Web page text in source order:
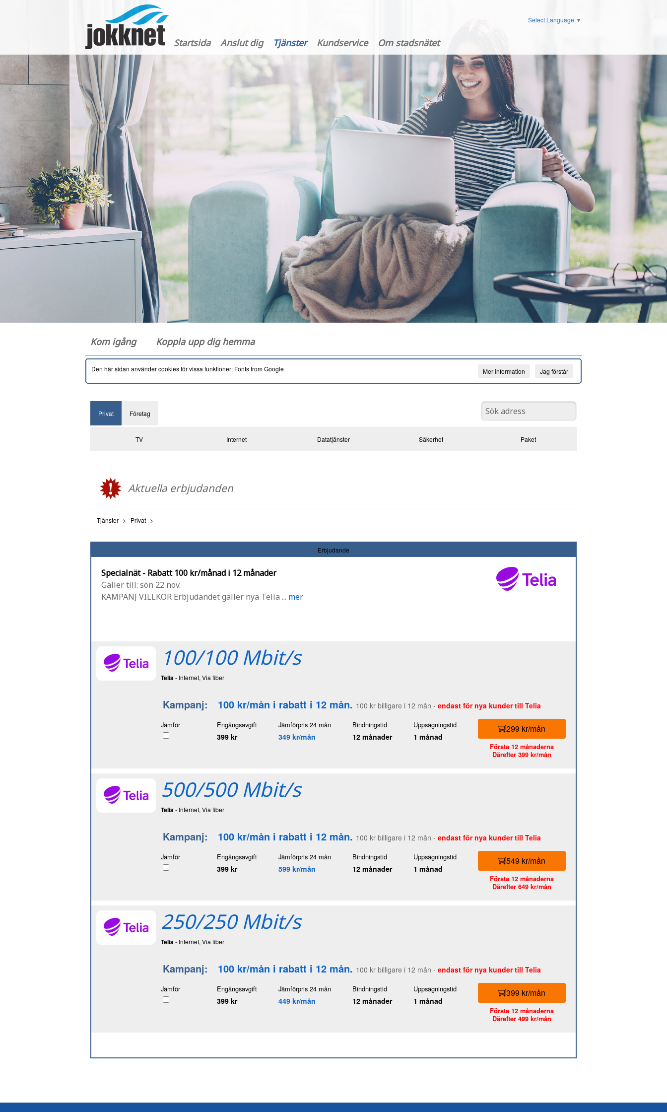
Startsida Anslut dig Tjänster Kundservice Om stadsnätet
Select Language ▼
Kom igång Koppla upp dig hemma
Den här sidan använder cookies för vissa funktioner: Fonts from Google Jag förstår
Mer information
Privat Företag
TV Internet Datatjänster Säkerhet Paket
Aktuella erbjudanden
Tjänster Privat
Erbjudande
Specialnät - Rabatt 100 kr/månad i 12 månader
Gäller till: sön 22 nov.
KAMPANJ VILLKOR Erbjudandet gäller nya Telia ... mer
100/100 Mbit/s
Telia- Internet, Via fiber
Kampanj: 100 kr/mån i rabatt i 12 mån. 100 kr billigare i 12 mån - endast för nya kunder till Telia
Jämför Engångsavgift
399 kr
Jämförpris 24 mån
349 kr/mån
Bindningstid
12 månader
Uppsägningstid
1 månad
299 kr/mån
Första 12 månaderna
Därefter 399 kr/mån
500/500 Mbit/s
Telia- Internet, Via fiber
Kampanj: 100 kr/mån i rabatt i 12 mån. 100 kr billigare i 12 mån - endast för nya kunder till Telia
Jämför Engångsavgift
399 kr
Jämförpris 24 mån
599 kr/mån
Bindningstid
12 månader
Uppsägningstid
1 månad
549 kr/mån
Första 12 månaderna
Därefter 649 kr/mån
250/250 Mbit/s
Telia- Internet, Via fiber
Kampanj: 100 kr/mån i rabatt i 12 mån. 100 kr billigare i 12 mån - endast för nya kunder till Telia
Jämför Engångsavgift
399 kr
Jämförpris 24 mån
449 kr/mån
Bindningstid
12 månader
Uppsägningstid
1 månad
399 kr/mån
Första 12 månaderna
Därefter 499 kr/mån